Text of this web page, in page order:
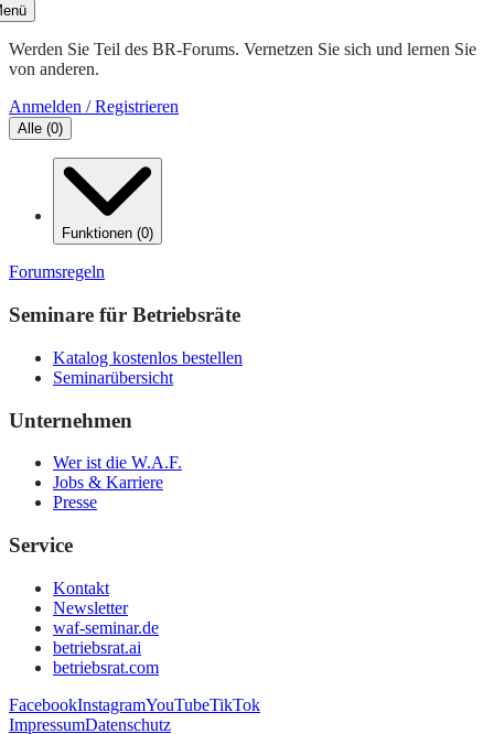
Werden Sie Teil des BR-Forums. Vernetzen Sie sich und lernen Sie
von anderen.
Anmelden / Registrieren
Alle (0)
Funktionen (0)
Forumsregeln
Seminare für Betriebsräte
Katalog kostenlos bestellen
Seminarübersicht
Unternehmen
Wer ist die W.A.F.
Jobs & Karriere
Presse
Service
Kontakt
Newsletter
waf-seminar.de
betriebsrat.ai
betriebsrat.com
FacebookInstagramYouTubeTikTok
ImpressumDatenschutz